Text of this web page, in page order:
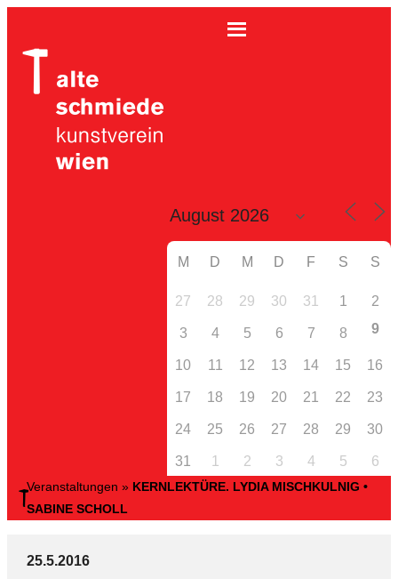
M D M D F S S
27 28 29 30 31 1 2
3 4 5 6 7 8 9
10 11 12 13 14 15 16
17 18 19 20 21 22 23
24 25 26 27 28 29 30
31 1 2 3 4 5 6
Veranstaltungen » KERNLEKTÜRE. LYDIA MISCHKULNIG •
SABINE SCHOLL
25.5.2016